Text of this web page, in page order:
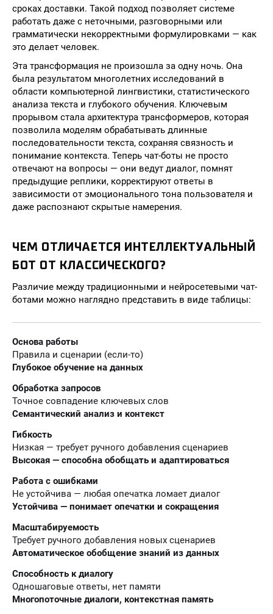
сроках доставки. Такой подход позволяет системе
работать даже с неточными, разговорными или
грамматически некорректными формулировками — как
это делает человек.
Эта трансформация не произошла за одну ночь. Она
была результатом многолетних исследований в
области компьютерной лингвистики, статистического
анализа текста и глубокого обучения. Ключевым
прорывом стала архитектура трансформеров, которая
позволила моделям обрабатывать длинные
последовательности текста, сохраняя связность и
понимание контекста. Теперь чат-боты не просто
отвечают на вопросы — они ведут диалог, помнят
предыдущие реплики, корректируют ответы в
зависимости от эмоционального тона пользователя и
даже распознают скрытые намерения.
ЧЕМ ОТЛИЧАЕТСЯ ИНТЕЛЛЕКТУАЛЬНЫЙ
БОТ ОТ КЛАССИЧЕСКОГО?
Различие между традиционными и нейросетевыми чат-
ботами можно наглядно представить в виде таблицы:
Основа работы
Правила и сценарии (если-то)
Глубокое обучение на данных
Обработка запросов
Точное совпадение ключевых слов
Семантический анализ и контекст
Гибкость
Низкая — требует ручного добавления сценариев
Высокая — способна обобщать и адаптироваться
Работа с ошибками
Не устойчива — любая опечатка ломает диалог
Устойчива — понимает опечатки и сокращения
Масштабируемость
Требует ручного добавления новых сценариев
Автоматическое обобщение знаний из данных
Способность к диалогу
Одношаговые ответы, нет памяти
Многопоточные диалоги, контекстная память